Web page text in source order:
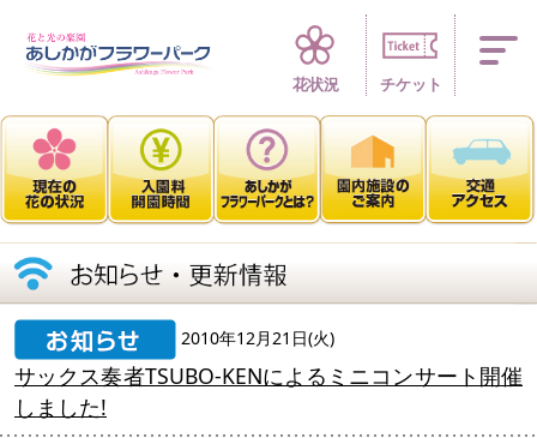
四季折々 花の
花状況 チケット
2010年12月21日(火)
サックス奏者TSUBO-KENによるミニコンサート開催
しました!